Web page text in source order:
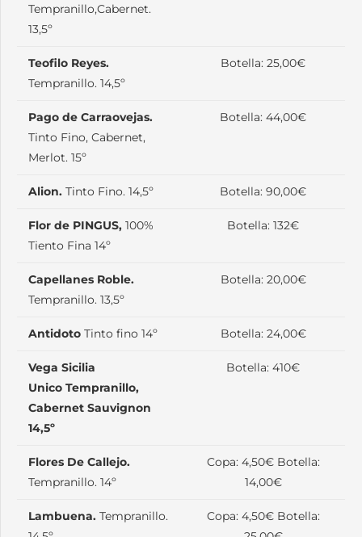
Tempranillo,Cabernet.
13,5º
Teofilo Reyes.
Tempranillo. 14,5º
Botella: 25,00€
Pago de Carraovejas.
Tinto Fino, Cabernet,
Merlot. 15º
Botella: 44,00€
Alion. Tinto Fino. 14,5º Botella: 90,00€
Flor de PINGUS, 100%
Tiento Fina 14º
Botella: 132€
Capellanes Roble.
Tempranillo. 13,5º
Botella: 20,00€
Antidoto Tinto fino 14º Botella: 24,00€
Vega Sicilia
Unico Tempranillo,
Cabernet Sauvignon
14,5º
Botella: 410€
Flores De Callejo.
Tempranillo. 14º
Copa: 4,50€ Botella:
14,00€
Lambuena. Tempranillo.
Copa: 4,50€ Botella: